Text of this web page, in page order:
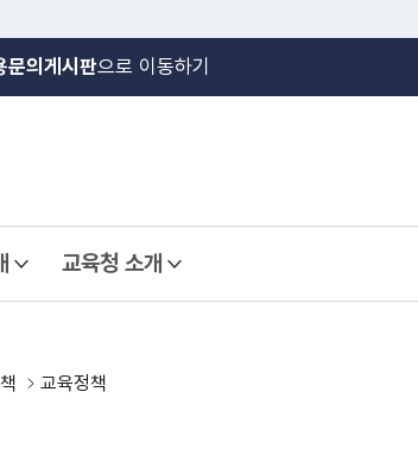
문의게시판으로 이동하기
교육청 소개
열기
교육정책